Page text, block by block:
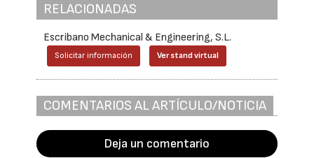
RELACIONADAS
Escribano Mechanical & Engineering, S.L.
Solicitar información Ver stand virtual
COMENTARIOS AL ARTÍCULO/NOTICIA
Deja un comentario